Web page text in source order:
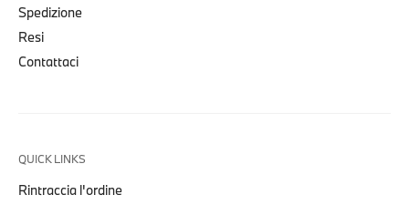
Spedizione
Resi
Contattaci
QUICK LINKS
Rintraccia l'ordine